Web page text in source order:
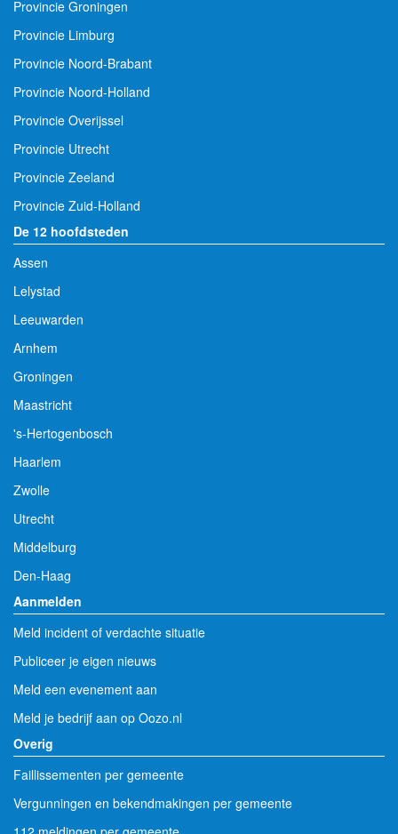
Provincie Groningen
Provincie Limburg
Provincie Noord-Brabant
Provincie Noord-Holland
Provincie Overijssel
Provincie Utrecht
Provincie Zeeland
Provincie Zuid-Holland
De 12 hoofdsteden
Assen
Lelystad
Leeuwarden
Arnhem
Groningen
Maastricht
's-Hertogenbosch
Haarlem
Zwolle
Utrecht
Middelburg
Den-Haag
Aanmelden
Meld incident of verdachte situatie
Publiceer je eigen nieuws
Meld een evenement aan
Meld je bedrijf aan op Oozo.nl
Overig
Faillissementen per gemeente
Vergunningen en bekendmakingen per gemeente